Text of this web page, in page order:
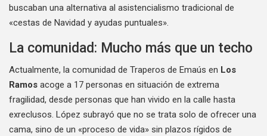
buscaban una alternativa al asistencialismo tradicional de
«cestas de Navidad y ayudas puntuales».
La comunidad: Mucho más que un techo
Actualmente, la comunidad de Traperos de Emaús en Los
Ramos acoge a 17 personas en situación de extrema
fragilidad, desde personas que han vivido en la calle hasta
exreclusos. López subrayó que no se trata solo de ofrecer una
cama, sino de un «proceso de vida» sin plazos rígidos de